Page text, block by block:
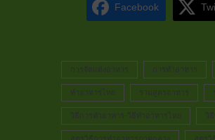
Facebook